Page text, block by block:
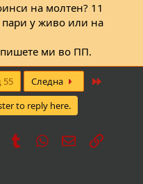
на молтен? 11
пари у живо или на
ми во ПП.
55 Следна
to reply here.
PinterestTumblrWhatsApp
Е-поштаВрска